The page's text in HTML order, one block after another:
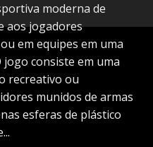
moderna de
aos jogadores
em equipes em uma
consiste em uma
recreativo ou
munidos de armas
esferas de plástico